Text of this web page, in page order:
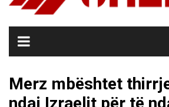
Merz mbështet
ndaj Izraelit për të